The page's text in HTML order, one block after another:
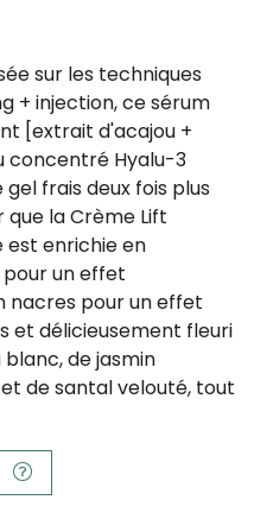
sur les techniques
+ injection, ce sérum
[extrait d'acajou +
concentré Hyalu-3
frais deux fois plus
la Crème Lift
enrichie en
un effet
nacres pour un effet
et délicieusement fleuri
de jasmin
de santal velouté, tout